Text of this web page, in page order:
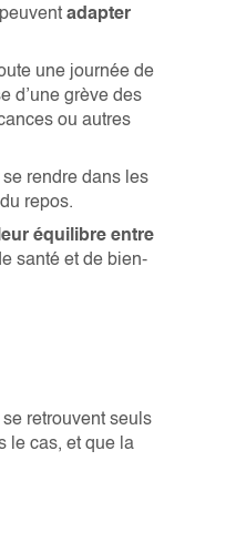
adapter
une journée de
d’une grève des
ou autres
rendre dans les
repos.
équilibre entre
santé et de bien-
retrouvent seuls
le cas, et que la